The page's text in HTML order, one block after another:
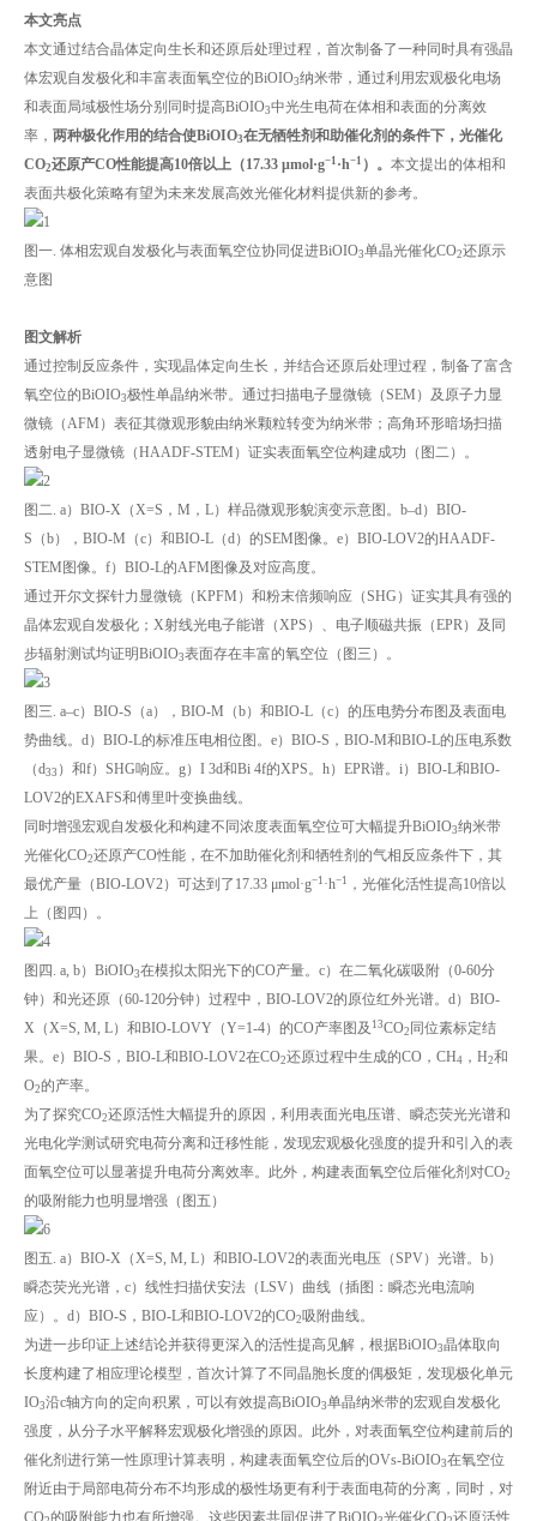
本文亮点
本文通过结合晶体定向生长和还原后处理过程，首次制备了一种同时具有强晶
体宏观自发极化和丰富表面氧空位的BiOIO3纳米带，通过利用宏观极化电场
和表面局域极性场分别同时提高BiOIO3中光生电荷在体相和表面的分离效
率， 两种极化作用的结合使BiOIO3在无牺牲剂和助催化剂的条件下，光催化
CO2还原产CO性能提高10倍以上（17.33 μmol·g−1 ·h−1 ）。 本文提出的体相和
表面共极化策略有望为未来发展高效光催化材料提供新的参考。
图一. 体相宏观自发极化与表面氧空位协同促进BiOIO3单晶光催化CO2还原示
意图
图文解析
通过控制反应条件，实现晶体定向生长，并结合还原后处理过程，制备了富含
氧空位的BiOIO3极性单晶纳米带。通过扫描电子显微镜（SEM）及原子力显
微镜（AFM）表征其微观形貌由纳米颗粒转变为纳米带；高角环形暗场扫描
透射电子显微镜（HAADF-STEM）证实表面氧空位构建成功（图二）。
图二. a）BIO-X（X=S，M，L）样品微观形貌演变示意图。b–d）BIO-
S（b），BIO-M（c）和BIO-L（d）的SEM图像。e）BIO-LOV2的HAADF-
STEM图像。f）BIO-L的AFM图像及对应高度。
通过开尔文探针力显微镜（KPFM）和粉末倍频响应（SHG）证实其具有强的
晶体宏观自发极化；X射线光电子能谱（XPS）、电子顺磁共振（EPR）及同
步辐射测试均证明BiOIO3表面存在丰富的氧空位（图三）。
图三. a–c）BIO-S（a），BIO-M（b）和BIO-L（c）的压电势分布图及表面电
势曲线。d）BIO-L的标准压电相位图。e）BIO-S，BIO-M和BIO-L的压电系数
（d33 ）和f）SHG响应。g）I 3d和Bi 4f的XPS。h）EPR谱。i）BIO-L和BIO-
LOV2的EXAFS和傅里叶变换曲线。
同时增强宏观自发极化和构建不同浓度表面氧空位可大幅提升BiOIO3纳米带
光催化CO2还原产CO性能，在不加助催化剂和牺牲剂的气相反应条件下，其
最优产量（BIO-LOV2）可达到了17.33 μmol·g−1 ·h−1
，光催化活性提高10倍以
上（图四）。
图四. a, b）BiOIO3在模拟太阳光下的CO产量。c）在二氧化碳吸附（0-60分
钟）和光还原（60-120分钟）过程中，BIO-LOV2的原位红外光谱。d）BIO-
X（X=S, M, L）和BIO-LOVY（Y=1-4）的CO产率图及 13CO2 同位素标定结
果。e）BIO-S，BIO-L和BIO-LOV2在CO2还原过程中生成的CO，CH4 ，H2和
O2的产率。
为了探究CO2还原活性大幅提升的原因，利用表面光电压谱、瞬态荧光光谱和
光电化学测试研究电荷分离和迁移性能，发现宏观极化强度的提升和引入的表
面氧空位可以显著提升电荷分离效率。此外，构建表面氧空位后催化剂对CO2
的吸附能力也明显增强（图五）
图五. a）BIO-X（X=S, M, L）和BIO-LOV2的表面光电压（SPV）光谱。b）
瞬态荧光光谱，c）线性扫描伏安法（LSV）曲线（插图：瞬态光电流响
应）。d）BIO-S，BIO-L和BIO-LOV2的CO2吸附曲线。
为进一步印证上述结论并获得更深入的活性提高见解，根据BiOIO3晶体取向
长度构建了相应理论模型，首次计算了不同晶胞长度的偶极矩，发现极化单元
IO3沿c轴方向的定向积累，可以有效提高BiOIO3单晶纳米带的宏观自发极化
强度，从分子水平解释宏观极化增强的原因。此外，对表面氧空位构建前后的
催化剂进行第一性原理计算表明，构建表面氧空位后的OVs-BiOIO3在氧空位
附近由于局部电荷分布不均形成的极性场更有利于表面电荷的分离，同时，对
CO 的吸附能力也有所增强。这些因素共同促进了BiOIO 光催化CO 还原活性